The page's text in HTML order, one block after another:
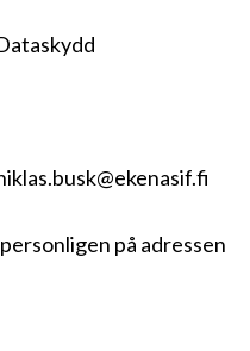
på adressen